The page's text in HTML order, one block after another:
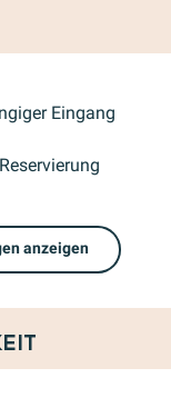
Eingang
anzeigen